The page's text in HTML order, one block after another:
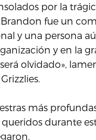
por la
fue un
y una persona
y en la
olvidado»,
más
queridos durante